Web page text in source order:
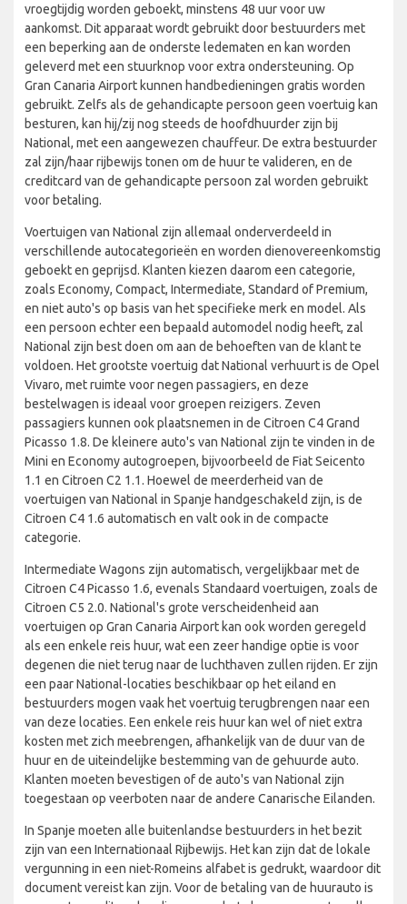
vroegtijdig worden geboekt, minstens 48 uur voor uw
aankomst. Dit apparaat wordt gebruikt door bestuurders met
een beperking aan de onderste ledematen en kan worden
geleverd met een stuurknop voor extra ondersteuning. Op
Gran Canaria Airport kunnen handbedieningen gratis worden
gebruikt. Zelfs als de gehandicapte persoon geen voertuig kan
besturen, kan hij/zij nog steeds de hoofdhuurder zijn bij
National, met een aangewezen chauffeur. De extra bestuurder
zal zijn/haar rijbewijs tonen om de huur te valideren, en de
creditcard van de gehandicapte persoon zal worden gebruikt
voor betaling.
Voertuigen van National zijn allemaal onderverdeeld in
verschillende autocategorieën en worden dienovereenkomstig
geboekt en geprijsd. Klanten kiezen daarom een categorie,
zoals Economy, Compact, Intermediate, Standard of Premium,
en niet auto's op basis van het specifieke merk en model. Als
een persoon echter een bepaald automodel nodig heeft, zal
National zijn best doen om aan de behoeften van de klant te
voldoen. Het grootste voertuig dat National verhuurt is de Opel
Vivaro, met ruimte voor negen passagiers, en deze
bestelwagen is ideaal voor groepen reizigers. Zeven
passagiers kunnen ook plaatsnemen in de Citroen C4 Grand
Picasso 1.8. De kleinere auto's van National zijn te vinden in de
Mini en Economy autogroepen, bijvoorbeeld de Fiat Seicento
1.1 en Citroen C2 1.1. Hoewel de meerderheid van de
voertuigen van National in Spanje handgeschakeld zijn, is de
Citroen C4 1.6 automatisch en valt ook in de compacte
categorie.
Intermediate Wagons zijn automatisch, vergelijkbaar met de
Citroen C4 Picasso 1.6, evenals Standaard voertuigen, zoals de
Citroen C5 2.0. National's grote verscheidenheid aan
voertuigen op Gran Canaria Airport kan ook worden geregeld
als een enkele reis huur, wat een zeer handige optie is voor
degenen die niet terug naar de luchthaven zullen rijden. Er zijn
een paar National-locaties beschikbaar op het eiland en
bestuurders mogen vaak het voertuig terugbrengen naar een
van deze locaties. Een enkele reis huur kan wel of niet extra
kosten met zich meebrengen, afhankelijk van de duur van de
huur en de uiteindelijke bestemming van de gehuurde auto.
Klanten moeten bevestigen of de auto's van National zijn
toegestaan op veerboten naar de andere Canarische Eilanden.
In Spanje moeten alle buitenlandse bestuurders in het bezit
zijn van een Internationaal Rijbewijs. Het kan zijn dat de lokale
vergunning in een niet-Romeins alfabet is gedrukt, waardoor dit
document vereist kan zijn. Voor de betaling van de huurauto is